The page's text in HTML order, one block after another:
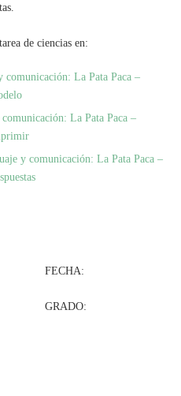
de ciencias en:
comunicación: La Pata Paca –
La Pata Paca –
y comunicación: La Pata Paca –
GRADO: